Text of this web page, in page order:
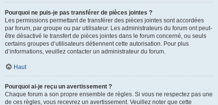
Pourquoi ne puis-je pas transférer de pièces jointes ?
Les permissions permettant de transférer des pièces jointes sont accordées
par forum, par groupe ou par utilisateur. Les administrateurs du forum ont peut-
être désactivé le transfert de pièces jointes dans le forum concerné, ou seuls
certains groupes d’utilisateurs détiennent cette autorisation. Pour plus
d’informations, veuillez contacter un administrateur du forum.
Haut
Pourquoi ai-je reçu un avertissement ?
Chaque forum a son propre ensemble de règles. Si vous ne respectez pas une
de ces règles, vous recevrez un avertissement. Veuillez noter que cette